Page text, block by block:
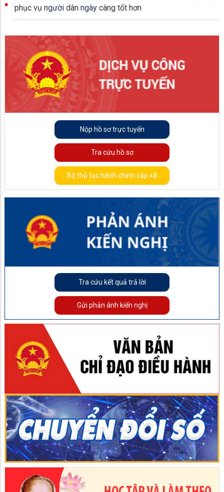
phục vụ người dân ngày càng tốt hơn
Nộp hồ sơ trực tuyến
Tra cứu hồ sơ
Bộ thủ tục hành chính cấp xã
Tra cứu kết quả trả lời
Gửi phản ánh kiến nghị